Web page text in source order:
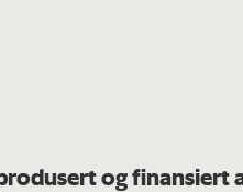
og